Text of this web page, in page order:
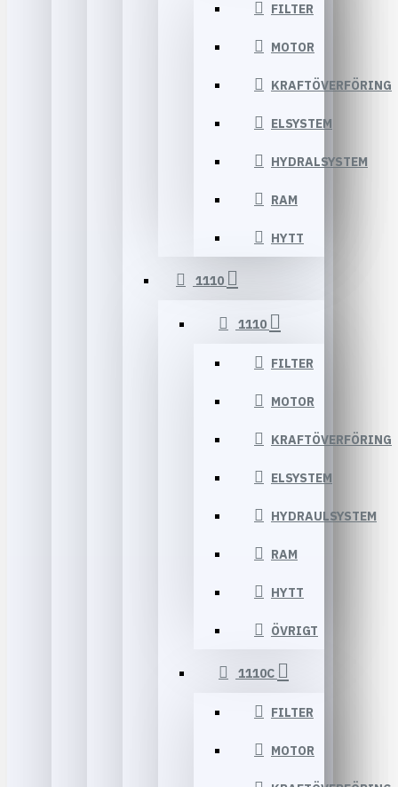
FILTER
MOTOR
KRAFTÖVERFÖRING
ELSYSTEM
HYDRALSYSTEM
RAM
HYTT
1110
1110
FILTER
MOTOR
KRAFTÖVERFÖRING
ELSYSTEM
HYDRAULSYSTEM
RAM
HYTT
ÖVRIGT
1110C
FILTER
MOTOR